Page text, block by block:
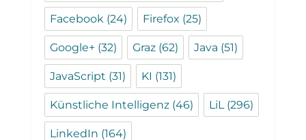
Facebook (24) Firefox (25)
Google+ (32) Graz (62) Java (51)
JavaScript (31) KI (131)
Künstliche Intelligenz (46) LiL(296)
LinkedIn (164)